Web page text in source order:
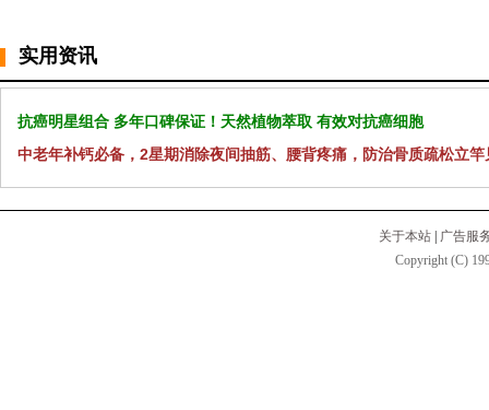
实用资讯
抗癌明星组合 多年口碑保证！天然植物萃取 有效对抗癌细胞
中老年补钙必备，2星期消除夜间抽筋、腰背疼痛，防治骨质疏松立竿
关于本站
广告服
Copyright (C)